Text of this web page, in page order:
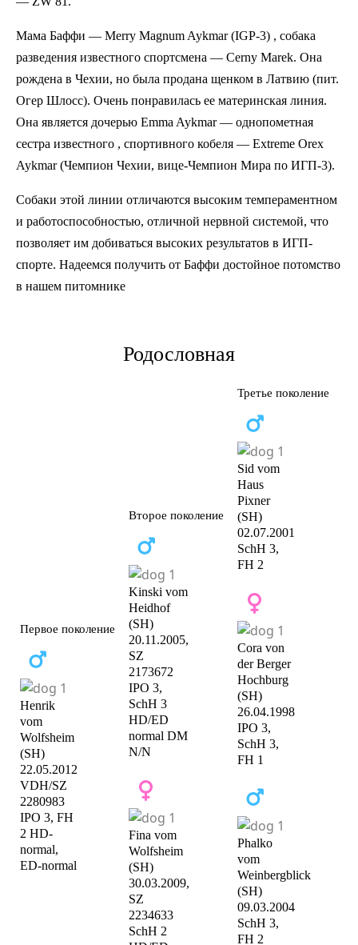
Мама Баффи — Merry Magnum Aykmar (IGP-3) , собака
разведения известного спортсмена — Cerny Marek. Она
рождена в Чехии, но была продана щенком в Латвию (пит.
Огер Шлосс). Очень понравилась ее материнская линия.
Она является дочерью Emma Aykmar — однопометная
сестра известного , спортивного кобеля — Extreme Orex
Aykmar (Чемпион Чехии, вице-Чемпион Мира по ИГП-3).
Собаки этой линии отличаются высоким темпераментном
и работоспособностью, отличной нервной системой, что
позволяет им добиваться высоких результатов в ИГП-
спорте. Надеемся получить от Баффи достойное потомство
в нашем питомнике
Родословная
Первое поколение
Henrik
vom
Wolfsheim
(SH)
22.05.2012
VDH/SZ
2280983
IPO 3, FH
2 HD-
normal,
ED-normal
Второе поколение
Kinski vom
Heidhof
(SH)
20.11.2005,
SZ
2173672
IPO 3,
SchH 3
HD/ED
normal DM
N/N
Fina vom
Wolfsheim
(SH)
30.03.2009,
SZ
2234633
SchH 2
Третье поколение
Sid vom
Haus
Pixner
(SH)
02.07.2001
SchH 3,
FH 2
Cora von
der Berger
Hochburg
(SH)
26.04.1998
IPO 3,
SchH 3,
FH 1
Phalko
vom
Weinbergblick
(SH)
09.03.2004
SchH 3,
FH 2